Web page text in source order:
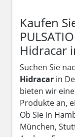
Kaufen
Hidracar
Suchen Sie
Hidracar in
bieten wir
Produkte an,
Ob Sie in
München,